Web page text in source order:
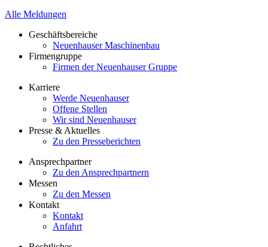
Alle Meldungen
Geschäftsbereiche
Neuenhauser Maschinenbau
Firmengruppe
Firmen der Neuenhauser Gruppe
Karriere
Werde Neuenhauser
Offene Stellen
Wir sind Neuenhauser
Presse & Aktuelles
Zu den Presseberichten
Ansprechpartner
Zu den Ansprechpartnern
Messen
Zu den Messen
Kontakt
Kontakt
Anfahrt